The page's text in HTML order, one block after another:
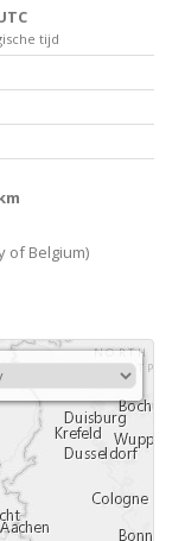
tijd
of Belgium)